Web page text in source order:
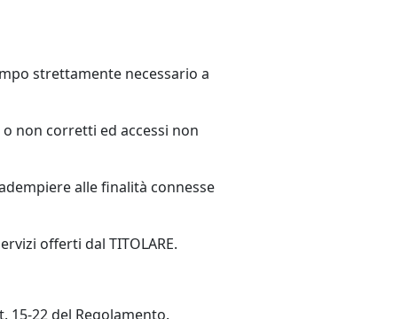
strettamente necessario a
non corretti ed accessi non
alle finalità connesse
offerti dal TITOLARE.
22 del Regolamento.